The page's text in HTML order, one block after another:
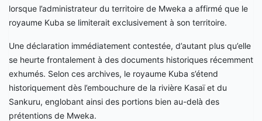
lorsque l’administrateur du territoire de Mweka a affirmé que le
royaume Kuba se limiterait exclusivement à son territoire.
Une déclaration immédiatement contestée, d’autant plus qu’elle
se heurte frontalement à des documents historiques récemment
exhumés. Selon ces archives, le royaume Kuba s’étend
historiquement dès l’embouchure de la rivière Kasaï et du
Sankuru, englobant ainsi des portions bien au-delà des
prétentions de Mweka.